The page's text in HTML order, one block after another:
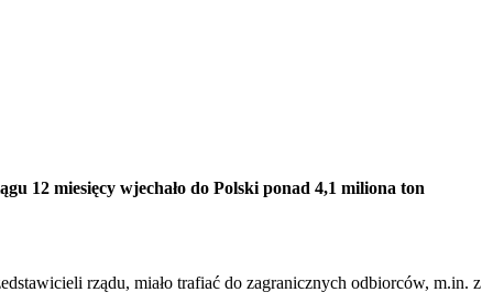
12 miesięcy wjechało do Polski ponad 4,1 miliona ton
rządu, miało trafiać do zagranicznych odbiorców, m.in. z